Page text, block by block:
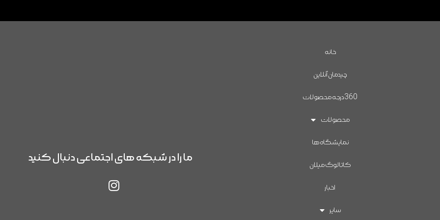
خانه
چیدمان آنلاین
360درجه محصولات
محصولات
نمایشگاه ها
کاتالوگ میلان
اخبار
سایر
ما را در شبکه های اجتماعی دنبال کنید